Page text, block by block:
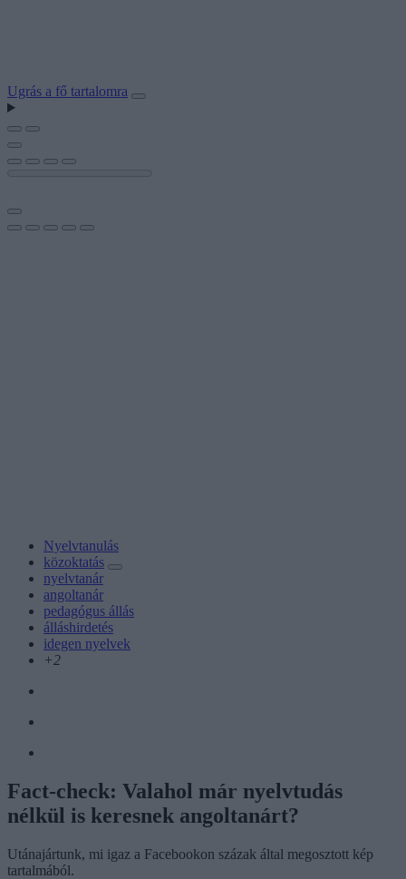
Ugrás a fő tartalomra
Nyelvtanulás
közoktatás
nyelvtanár
angoltanár
pedagógus állás
álláshirdetés
idegen nyelvek
+2
Fact-check: Valahol már nyelvtudás
nélkül is keresnek angoltanárt?
Utánajártunk, mi igaz a Facebookon százak által megosztott kép
tartalmából.